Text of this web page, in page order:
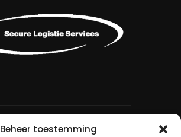
Beheer toestemming